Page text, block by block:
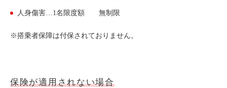
人身傷害…1名限度額 無制限
※搭乗者保障は付保されておりません。
保険が適用されない場合